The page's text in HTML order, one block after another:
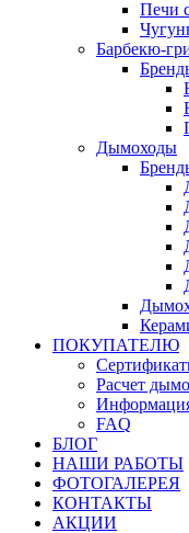
Печи
Барбекю-
Дымоходы
ПОКУПАТЕЛЮ
Расчет
FAQ
БЛОГ
НАШИ РАБОТЫ
ФОТОГАЛЕРЕЯ
КОНТАКТЫ
АКЦИИ